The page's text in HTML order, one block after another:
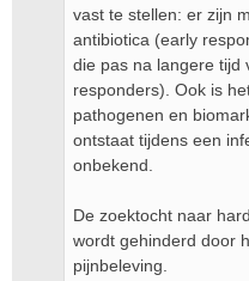
vast te stellen: er zijn
antibiotica (early
die pas na langere tijd
responders). Ook is
pathogenen en
ontstaat tijdens een
onbekend.
De zoektocht naar
wordt gehinderd door
pijnbeleving.